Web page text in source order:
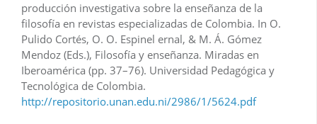
producción investigativa sobre la enseñanza de la
filosofía en revistas especializadas de Colombia. In O.
Pulido Cortés, O. O. Espinel ernal, & M. Á. Gómez
Mendoz (Eds.), Filosofía y enseñanza. Miradas en
Iberoamérica (pp. 37–76). Universidad Pedagógica y
Tecnológica de Colombia.
http://repositorio.unan.edu.ni/2986/1/5624.pdf